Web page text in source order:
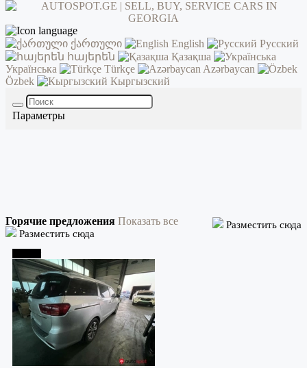
ქართული English
Русский
հայերեն
Қазақша
Українська
Türkçe
Azərbaycan
Özbek
Кыргызский
Параметры
Горячие предложения Показать все
Разместить сюда
Разместить сюда